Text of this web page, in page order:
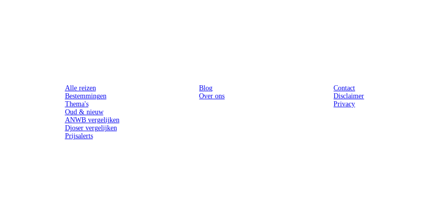
Alle reizen
Bestemmingen
Thema's
Oud & nieuw
ANWB vergelijken
Djoser vergelijken
Prijsalerts
Blog
Over ons
Contact
Disclaimer
Privacy